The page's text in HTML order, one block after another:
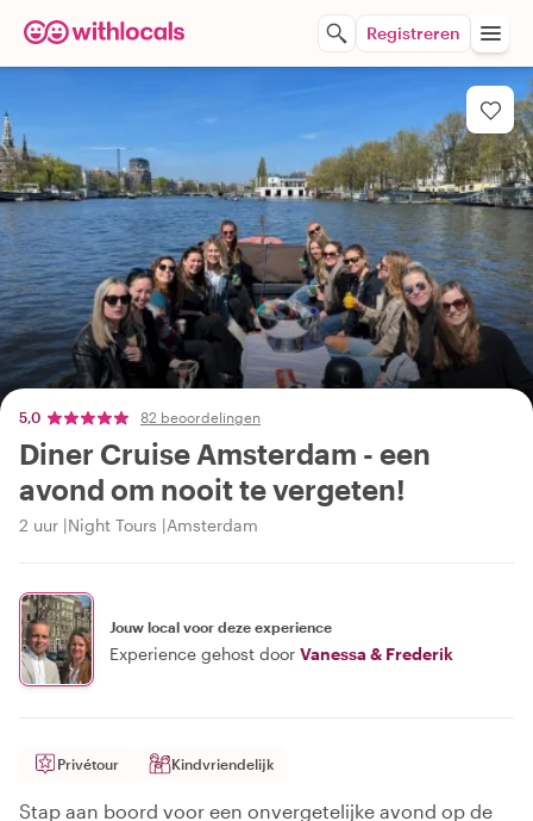
Registreren
5,0 82 beoordelingen
Diner Cruise Amsterdam - een
avond om nooit te vergeten!
2 uur Night Tours Amsterdam
Jouw local voor deze experience
Experience gehost door Vanessa & Frederik
Privétour Kindvriendelijk
Stap aan boord voor een onvergetelijke avond op de